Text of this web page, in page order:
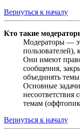
Вернуться к началу
Кто такие
Модераторы —
пользователей),
Они имеют
сообщения,
объединять
Основные
темам
Вернуться к началу